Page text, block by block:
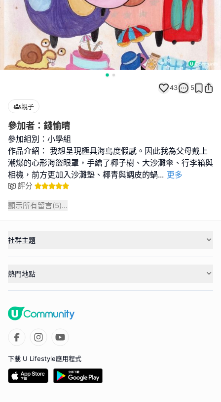
43 5
親子
參加者：錢愉晴
參加組別：小學組
作品介紹： 我想呈現極具海島度假感。因此我為父母戴上
潮爆的心形海盜眼罩，手繪了椰子樹、大沙灘傘、行李箱與
相機，前方更加入沙灘墊、椰青與調皮的蝸... 更多
評分
顯示所有留言(5)...
社群主題
熱門地點
下載 U Lifestyle應用程式